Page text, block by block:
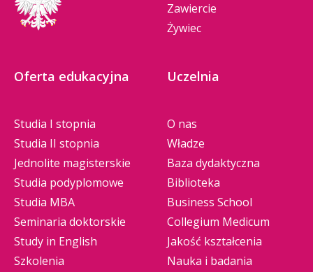
Zawiercie
Żywiec
Oferta edukacyjna
Studia I stopnia
Studia II stopnia
Jednolite magisterskie
Studia podyplomowe
Studia MBA
Seminaria doktorskie
Study in English
Szkolenia
Uczelnia
O nas
Władze
Baza dydaktyczna
Biblioteka
Business School
Collegium Medicum
Jakość kształcenia
Nauka i badania